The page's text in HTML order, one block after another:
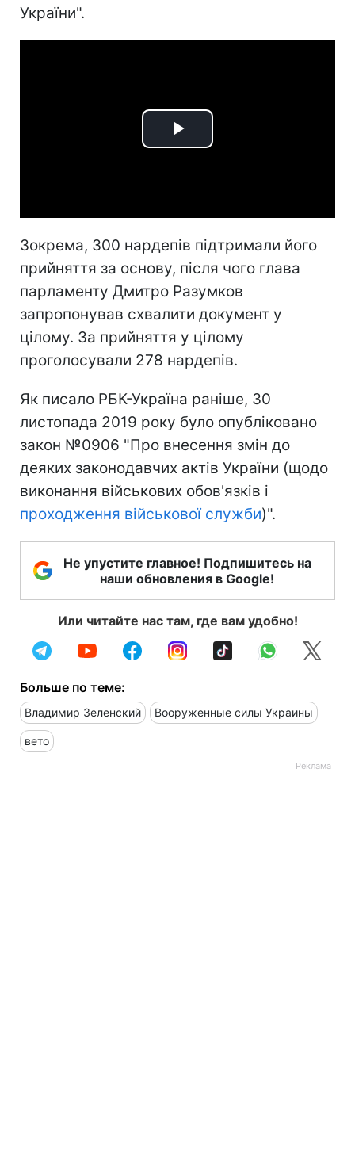
України".
Play
Зокрема, 300 нардепів підтримали його
прийняття за основу, після чого глава
парламенту Дмитро Разумков
запропонував схвалити документ у
цілому. За прийняття у цілому
проголосували 278 нардепів.
Як писало РБК-Україна раніше, 30
листопада 2019 року було опубліковано
закон №0906 "Про внесення змін до
деяких законодавчих актів України (щодо
виконання військових обов'язків і
проходження військової служби)".
Не упустите главное! Подпишитесь на
наши обновления в Google!
Или читайте нас там, где вам удобно!
Больше по теме:
Владимир Зеленский Вооруженные силы Украины
вето